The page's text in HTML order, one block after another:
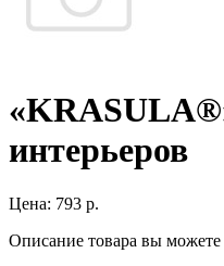
интерьеров
Цена: 793 р.
Описание товара вы